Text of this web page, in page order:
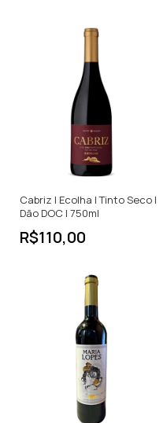
Cabriz | Ecolha | Tinto Seco |
Dão DOC | 750ml
R$110,00